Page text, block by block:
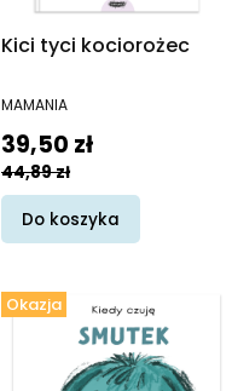
Kici tyci kociorożec
PRODUCENT
MAMANIA
Cena promocyjna
39,50 zł
44,89 zł
Do koszyka
Okazja